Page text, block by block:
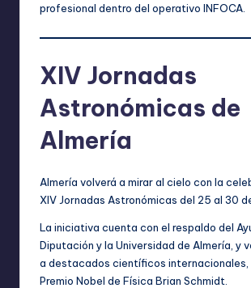
profesional dentro del operativo INFOCA.
XIV Jornadas
Astronómicas de
Almería
Almería volverá a mirar al cielo con la
XIV Jornadas Astronómicas del 25 al 30
La iniciativa cuenta con el respaldo del
Diputación y la Universidad de Almería, y
a destacados científicos internacionales,
Premio Nobel de Física Brian Schmidt.